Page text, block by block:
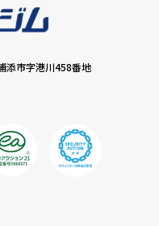
市字港川458番地